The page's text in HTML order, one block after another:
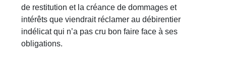
de restitution et la créance de dommages et
intérêts que viendrait réclamer au débirentier
indélicat qui n’a pas cru bon faire face à ses
obligations.